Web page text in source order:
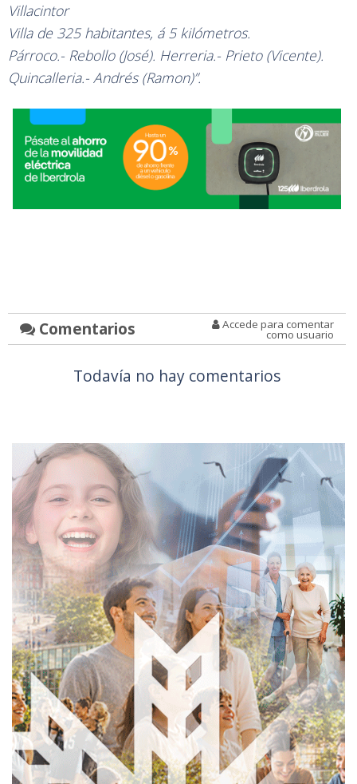
Villacintor
Villa de 325 habitantes, á 5 kilómetros.
Párroco.- Rebollo (José). Herreria.- Prieto (Vicente).
Quincalleria.- Andrés (Ramon)”.
Comentarios Accede para comentar
como usuario
Todavía no hay comentarios